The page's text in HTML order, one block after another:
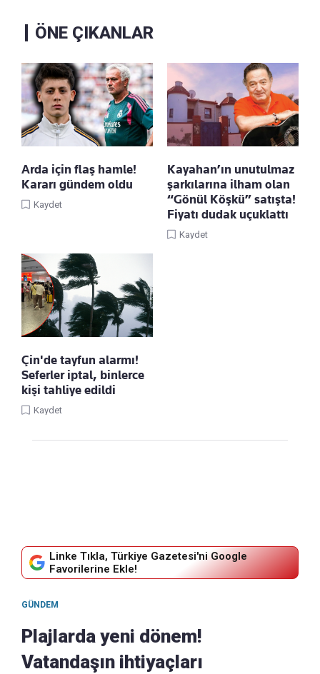
ÖNE ÇIKANLAR
Arda için flaş hamle!
Kararı gündem oldu
Kaydet
Kayahan’ın unutulmaz
şarkılarına ilham olan
“Gönül Köşkü” satışta!
Fiyatı dudak uçuklattı
Kaydet
Çin'de tayfun alarmı!
Seferler iptal, binlerce
kişi tahliye edildi
Kaydet
Linke Tıkla, Türkiye Gazetesi'ni Google
Favorilerine Ekle!
GÜNDEM
Plajlarda yeni dönem!
Vatandaşın ihtiyaçları